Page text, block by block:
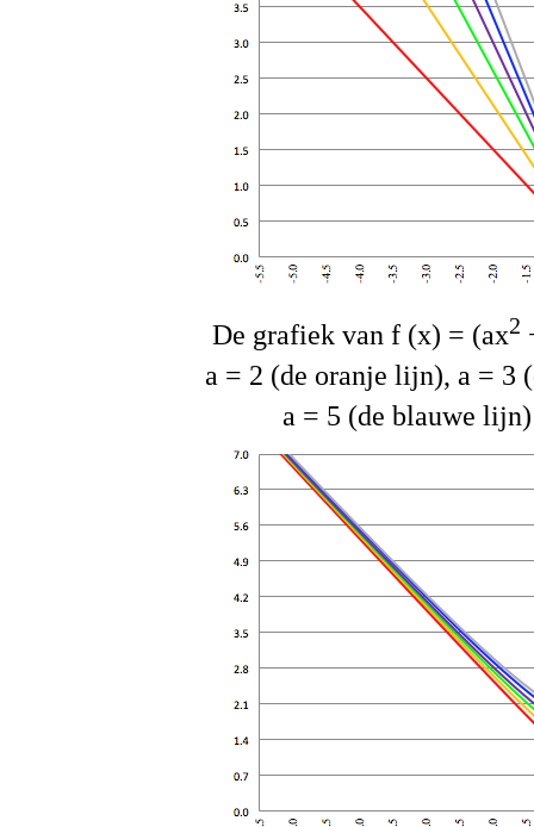
De grafiek van f (x) = (ax2
a = 2 (de oranje lijn), a = 3
a = 5 (de blauwe